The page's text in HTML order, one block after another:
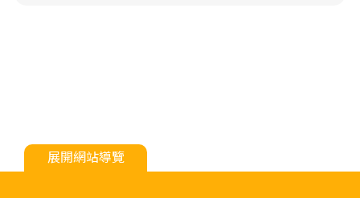
展開網站導覽